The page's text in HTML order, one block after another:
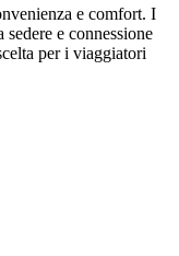
e comfort. I
sedere e connessione
per i viaggiatori